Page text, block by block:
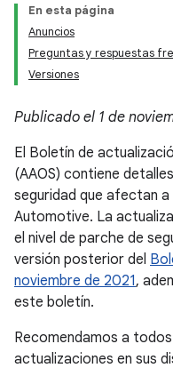
En esta página
Anuncios
Preguntas y respuestas
Versiones
Publicado el 1 de
El Boletín de
(AAOS) contiene
seguridad que afectan
Automotive. La
el nivel de parche de
versión posterior del
noviembre de 2021,
este boletín.
Recomendamos a
actualizaciones en sus